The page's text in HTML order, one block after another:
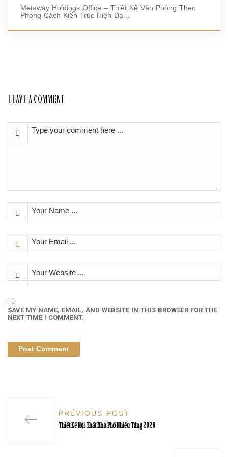
Metaway Holdings Office – Thiết Kế Văn Phòng Theo
Phong Cách Kiến Trúc Hiện Đạ ..
LEAVE A COMMENT
SAVE MY NAME, EMAIL, AND WEBSITE IN THIS BROWSER FOR THE
NEXT TIME I COMMENT.
PREVIOUS POST
Thiết Kế Nội Thất Nhà Phố Nhiều Tầng 2026